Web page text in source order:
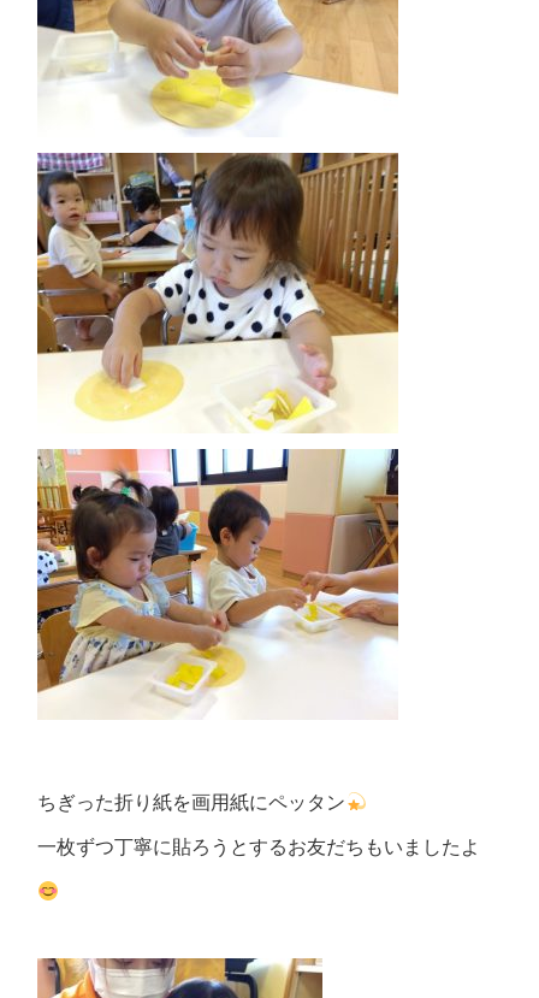
ちぎった折り紙を画用紙にペッタン
一枚ずつ丁寧に貼ろうとするお友だちもいましたよ